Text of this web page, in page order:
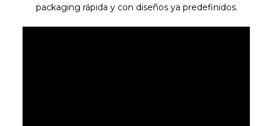
packaging rápida y con diseños ya predefinidos.